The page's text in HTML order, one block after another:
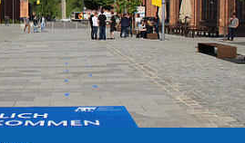
Webmail Moodle
English